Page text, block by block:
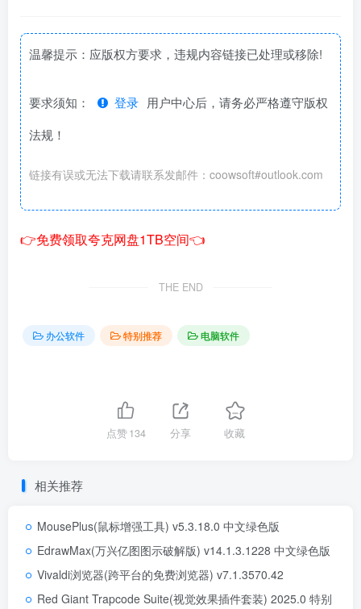
温馨提示：应版权方要求，违规内容链接已处理或移除!
要求须知： 登录 用户中心后，请务必严格遵守版权
法规！
链接有误或无法下载请联系发邮件：coowsoft#outlook.com
👉免费领取夸克网盘1TB空间👈
THE END
办公软件 特别推荐 电脑软件
点赞134 分享 收藏
相关推荐
MousePlus(鼠标增强工具) v5.3.18.0 中文绿色版
EdrawMax(万兴亿图图示破解版) v14.1.3.1228 中文绿色版
Vivaldi浏览器(跨平台的免费浏览器) v7.1.3570.42
Red Giant Trapcode Suite(视觉效果插件套装) 2025.0 特别